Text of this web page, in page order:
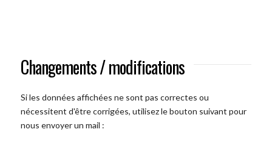
Changements / modifications
Si les données affichées ne sont pas correctes ou
nécessitent d'être corrigées, utilisez le bouton suivant pour
nous envoyer un mail :